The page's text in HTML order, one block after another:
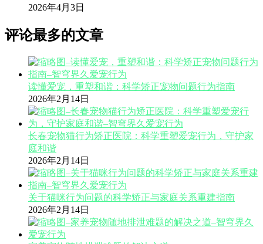
2026年4月3日
评论最多的文章
读懂爱宠，重塑和谐：科学矫正宠物问题行为指南
2026年2月14日
长春宠物猫行为矫正医院：科学重塑爱宠行为，守护家
庭和谐
2026年2月14日
关于猫咪行为问题的科学矫正与家庭关系重建指南
2026年2月14日